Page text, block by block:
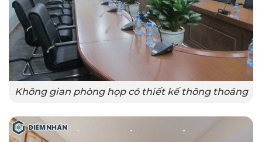
Không gian phòng họp có thiết kế thông thoáng